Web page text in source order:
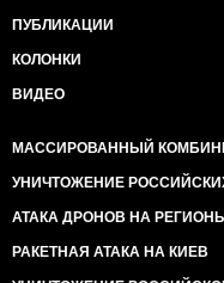
ПУБЛИКАЦИИ
КОЛОНКИ
ВИДЕО
МАССИРОВАННЫЙ
УНИЧТОЖЕНИЕ
АТАКА ДРОНОВ НА
РАКЕТНАЯ АТАКА НА КИЕВ